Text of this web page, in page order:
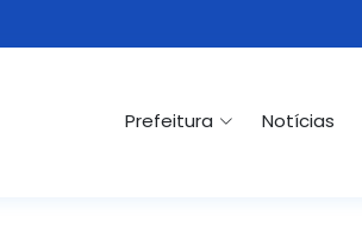
Prefeitura Notícias